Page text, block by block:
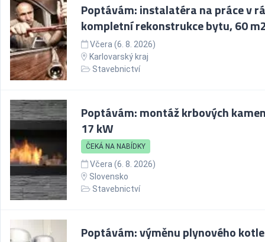
Poptávám: instalatéra na práce v
kompletní rekonstrukce bytu, 60
Včera (6. 8. 2026)
Karlovarský kraj
Stavebnictví
Poptávám: montáž krbových
17 kW
ČEKÁ NA NABÍDKY
Včera (6. 8. 2026)
Slovensko
Stavebnictví
Poptávám: výměnu plynového kotle